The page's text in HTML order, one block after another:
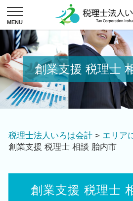
創業支援 税理士
税理士法人いろは会計 > エリア
創業支援 税理士 相談 胎内市
創業支援 税理士